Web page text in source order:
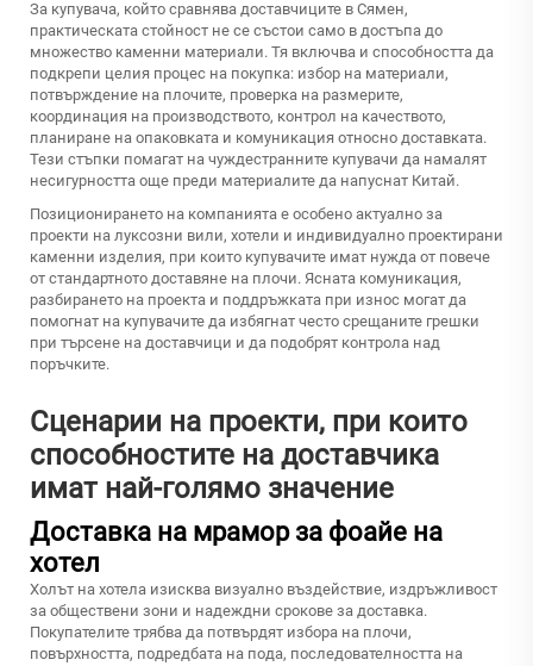
За купувача, който сравнява доставчиците в Сямен,
практическата стойност не се състои само в достъпа до
множество каменни материали. Тя включва и способността да
подкрепи целия процес на покупка: избор на материали,
потвърждение на плочите, проверка на размерите,
координация на производството, контрол на качеството,
планиране на опаковката и комуникация относно доставката.
Тези стъпки помагат на чуждестранните купувачи да намалят
несигурността още преди материалите да напуснат Китай.
Позиционирането на компанията е особено актуално за
проекти на луксозни вили, хотели и индивидуално проектирани
каменни изделия, при които купувачите имат нужда от повече
от стандартното доставяне на плочи. Ясната комуникация,
разбирането на проекта и поддръжката при износ могат да
помогнат на купувачите да избягнат често срещаните грешки
при търсене на доставчици и да подобрят контрола над
поръчките.
Сценарии на проекти, при които
способностите на доставчика
имат най-голямо значение
Доставка на мрамор за фоайе на
хотел
Холът на хотела изисква визуално въздействие, издръжливост
за обществени зони и надеждни срокове за доставка.
Покупателите трябва да потвърдят избора на плочи,
повърхността, подредбата на пода, последователността на